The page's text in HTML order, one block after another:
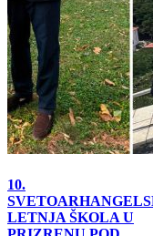
10.
LETNJA ŠKOLA U